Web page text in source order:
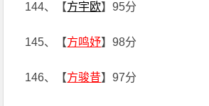
144、【方宇欧】95分
145、【方鸣妤】98分
146、【方骏昔】97分